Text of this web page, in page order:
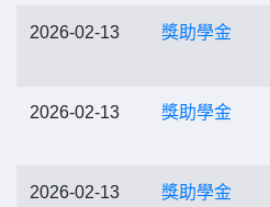
2026-02-13 獎助學金
2026-02-13 獎助學金
2026-02-13 獎助學金